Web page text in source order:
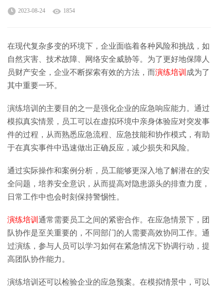
2023-08-24 1854
在现代复杂多变的环境下，企业面临着各种风险和挑战，如
自然灾害、技术故障、网络安全威胁等。为了更好地保障人
员财产安全，企业不断探索有效的方法，而演练培训 成为了
其中重要一环。
演练培训的主要目的之一是强化企业的应急响应能力。通过
模拟真实情景，员工可以在虚拟环境中亲身体验应对突发事
件的过程，从而熟悉应急流程、应急技能和协作模式，有助
于在真实事件中迅速做出正确反应，减少损失和风险。
通过实际操作和案例分析，员工能够更深入地了解潜在的安
全问题，培养安全意识，从而提高对隐患源头的排查力度，
日常工作中也会时刻保持警惕性。
演练培训 通常需要员工之间的紧密合作。在应急情景下，团
队协作是至关重要的，不同部门的人需要高效协同工作。通
过演练，参与人员可以学习如何在紧急情况下协调行动，提
高团队协作能力。
演练培训还可以检验企业的应急预案。在模拟情景中，可以